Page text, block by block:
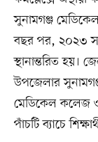
সুনামগঞ্জ
বছর পর, ২০২৩
স্থানান্তরিত হয়।
উপজেলার
মেডিকেল কলেজ ও
পাঁচটি ব্যাচে